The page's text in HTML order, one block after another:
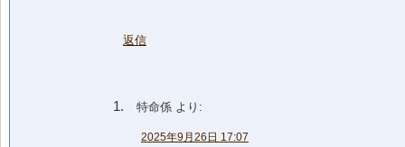
返信
特命係 より:
2025年9月26日 17:07